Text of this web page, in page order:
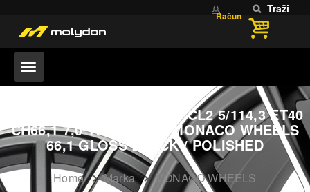
Račun
Traži
7,0X17 MONACO WHEELS CL2 5/114,3 ET40
CH66,1 7,0 17 40 5X114 MONACO WHEELS
66,1 GLOSS BLACK / POLISHED
Home Marka
MONACO WHEELS